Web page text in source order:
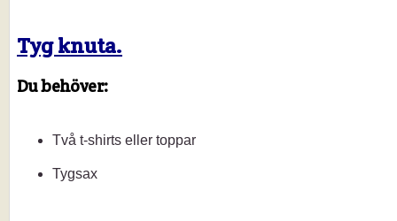
Tyg knuta.
Du behöver:
Två t-shirts eller toppar
Tygsax